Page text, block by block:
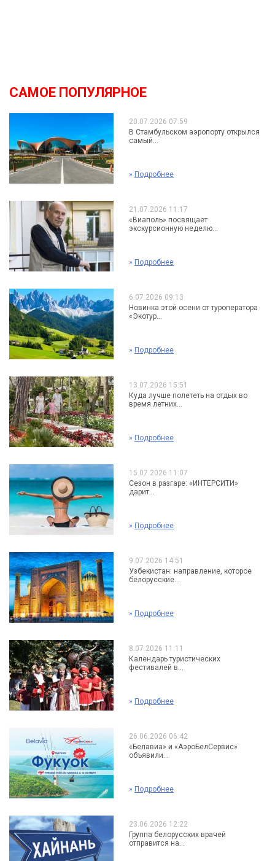
САМОЕ ПОПУЛЯРНОЕ
20.07.2026 07:59
В Стамбульском аэропорту открылся
самый...
» Подробнее
21.07.2026 11:17
«Виаполь» посвящает
экскурсионную неделю...
» Подробнее
6.07.2026 09:13
Новинка этой осени от туроператора
«Экотур...
» Подробнее
13.07.2026 15:51
Куда лучше полететь на отдых во
время летних...
» Подробнее
15.07.2026 11:07
Сезон в разгаре: «ИНТЕРСИТИ»
дарит...
» Подробнее
9.07.2026 14:51
Узбекистан: направление, которое
белорусские...
» Подробнее
8.07.2026 11:11
Календарь туристических
фестивалей в...
» Подробнее
26.06.2026 06:42
«Белавиа» и «АэроБелСервис»
объявили...
» Подробнее
23.06.2026 12:22
Группа белорусских врачей
отправится на...